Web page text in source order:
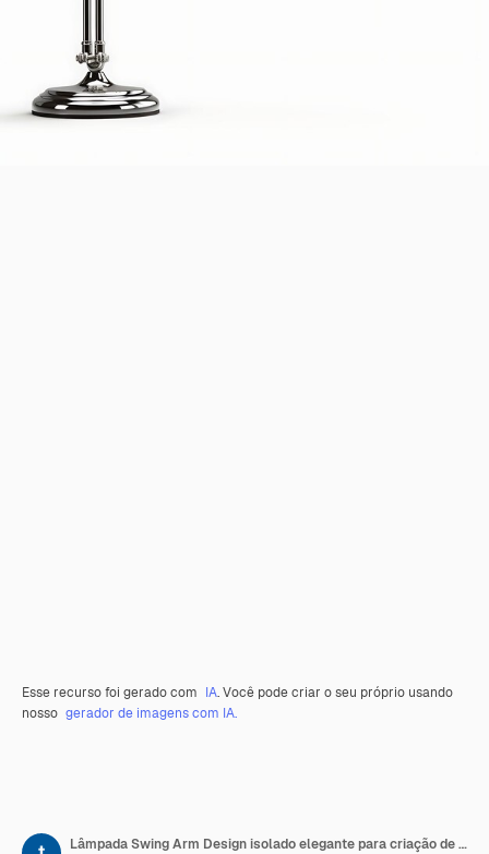
Esse recurso foi gerado com IA. Você pode criar o seu próprio usando
nosso gerador de imagens com IA.
Lâmpada Swing Arm Design isolado elegante para criação de conteúdo de podcast e decoração de sala